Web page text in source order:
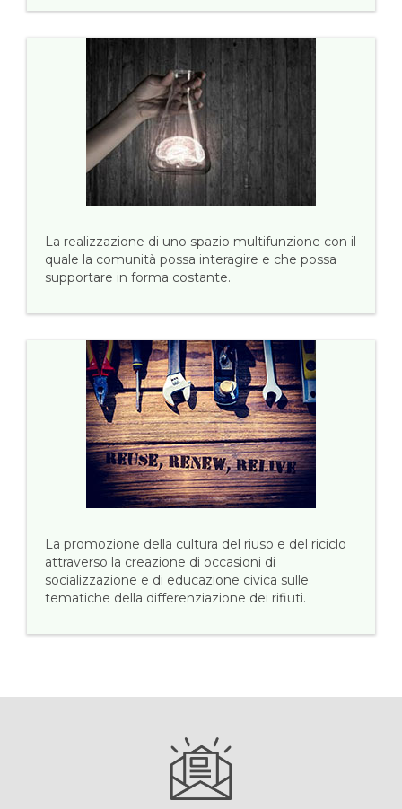
La realizzazione di uno spazio multifunzione con il
quale la comunità possa interagire e che possa
supportare in forma costante.
La promozione della cultura del riuso e del riciclo
attraverso la creazione di occasioni di
socializzazione e di educazione civica sulle
tematiche della differenziazione dei rifiuti.